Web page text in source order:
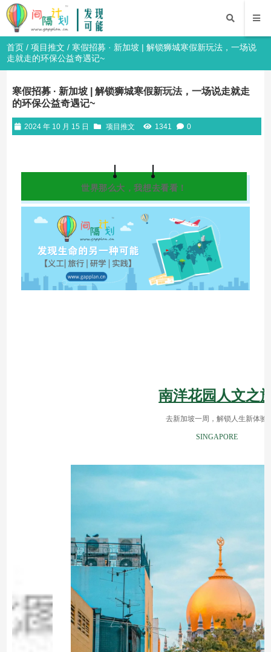
首页 /项目推文 / 寒假招募 · 新加坡 | 解锁狮城寒假新玩法，一场说
走就走的环保公益奇遇记~
寒假招募 · 新加坡 | 解锁狮城寒假新玩法，一场说走就走
的环保公益奇遇记~
2024 年 10 月 15 日 项目推文 1341 0
世界那么大，我想去看看！
南洋花园 人文之
去新加坡一周，解锁人生新体验
SINGAPORE